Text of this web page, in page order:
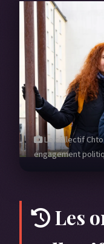
Le collectif
engagement
Les